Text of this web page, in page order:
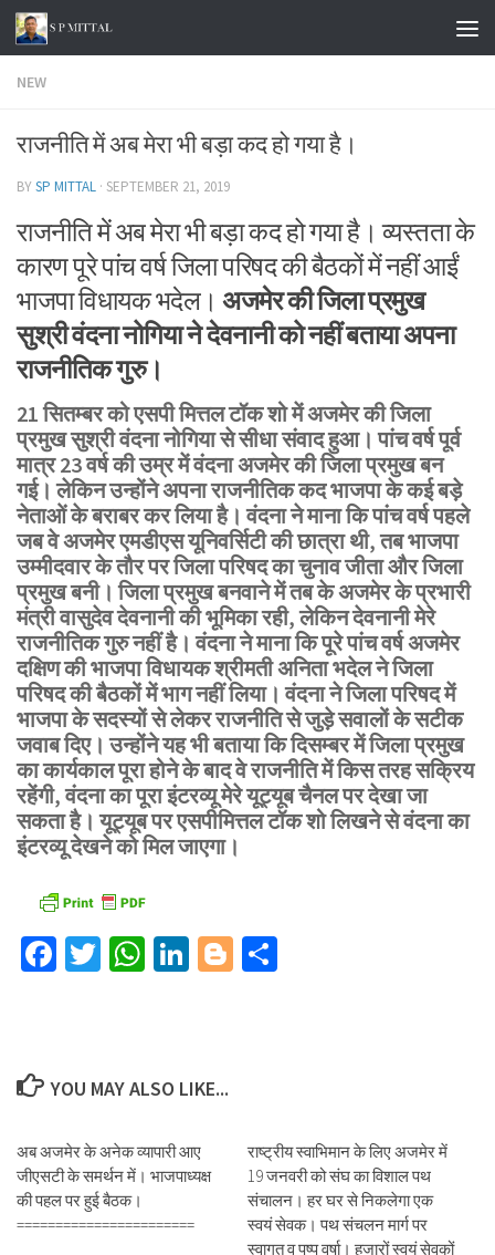
Skip to content
NEW
राजनीति में अब मेरा भी बड़ा कद हो गया है।
BYSP MITTAL · SEPTEMBER 21, 2019
राजनीति में अब मेरा भी बड़ा कद हो गया है। व्यस्तता के
कारण पूरे पांच वर्ष जिला परिषद की बैठकों में नहीं आईं
भाजपा विधायक भदेल। अजमेर की जिला प्रमुख
सुश्री वंदना नोगिया ने देवनानी को नहीं बताया अपना
राजनीतिक गुरु।
21 सितम्बर को एसपी मित्तल टॉक शो में अजमेर की जिला
प्रमुख सुश्री वंदना नोगिया से सीधा संवाद हुआ। पांच वर्ष पूर्व
मात्र 23 वर्ष की उम्र में वंदना अजमेर की जिला प्रमुख बन
गई। लेकिन उन्होंने अपना राजनीतिक कद भाजपा के कई बड़े
नेताओं के बराबर कर लिया है। वंदना ने माना कि पांच वर्ष पहले
जब वे अजमेर एमडीएस यूनिवर्सिटी की छात्रा थी, तब भाजपा
उम्मीदवार के तौर पर जिला परिषद का चुनाव जीता और जिला
प्रमुख बनी। जिला प्रमुख बनवाने में तब के अजमेर के प्रभारी
मंत्री वासुदेव देवनानी की भूमिका रही, लेकिन देवनानी मेरे
राजनीतिक गुरु नहीं है। वंदना ने माना कि पूरे पांच वर्ष अजमेर
दक्षिण की भाजपा विधायक श्रीमती अनिता भदेल ने जिला
परिषद की बैठकों में भाग नहीं लिया। वंदना ने जिला परिषद में
भाजपा के सदस्यों से लेकर राजनीति से जुड़े सवालों के सटीक
जवाब दिए। उन्होंने यह भी बताया कि दिसम्बर में जिला प्रमुख
का कार्यकाल पूरा होने के बाद वे राजनीति में किस तरह सक्रिय
रहेंगी, वंदना का पूरा इंटरव्यू मेरे यूट्यूब चैनल पर देखा जा
सकता है। यूट्यूब पर एसपीमित्तल टॉक शो लिखने से वंदना का
इंटरव्यू देखने को मिल जाएगा।
Facebook
TwitterWhatsApp
LinkedIn
Blogger
YOU MAY ALSO LIKE...
अब अजमेर के अनेक व्यापारी आए
जीएसटी के समर्थन में। भाजपाध्यक्ष
की पहल पर हुई बैठक।
=======================
राष्ट्रीय स्वाभिमान के लिए अजमेर में
19 जनवरी को संघ का विशाल पथ
संचालन। हर घर से निकलेगा एक
स्वयं सेवक। पथ संचलन मार्ग पर
स्वागत व पुष्प वर्षा। हजारों स्वयं सेवकों